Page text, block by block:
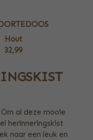
Hout
32,99
al deze mooie
herinneringskist
naar een leuk en